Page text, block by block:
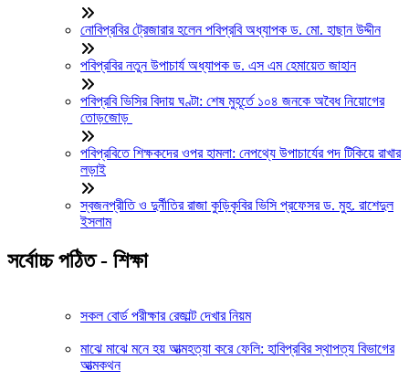
নোবিপ্রবির ট্রেজারার হলেন পবিপ্রবি অধ্যাপক ড. মো. হাছান উদ্দীন
পবিপ্রবির নতুন উপাচার্য অধ্যাপক ড. এস এম হেমায়েত জাহান
পবিপ্রবি ভিসির বিদায় ঘণ্টা: শেষ মুহূর্তে ১০৪ জনকে অবৈধ নিয়োগের
তোড়জোড়
পবিপ্রবিতে শিক্ষকদের ওপর হামলা: নেপথ্যে উপাচার্যের পদ টিকিয়ে রাখার
লড়াই
স্বজনপ্রীতি ও দুর্নীতির রাজা কুড়িকৃবির ভিসি প্রফেসর ড. মুহ. রাশেদুল
ইসলাম
সর্বোচ্চ পঠিত - শিক্ষা
সকল বোর্ড পরীক্ষার রেজাল্ট দেখার নিয়ম
মাঝে মাঝে মনে হয় আত্মহত্যা করে ফেলি: হাবিপ্রবির স্থাপত্য বিভাগের
আত্মকথন